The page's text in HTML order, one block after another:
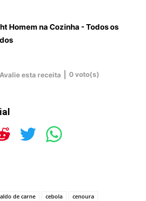
Homem na Cozinha - Todos os
Avalie esta receita 0voto(s)
de carne cebola
cenoura